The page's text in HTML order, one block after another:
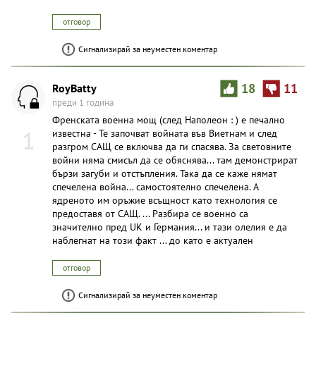
отговор
Сигнализирай за неуместен коментар
1
18 11
RoyBatty
преди 1 година
Френската военна мощ (след Наполеон : ) е печално
известна - Те започват войната във Виетнам и след
разгром САЩ се включва да ги спасява. За световните
войни няма смисъл да се обяснява... там демонстрират
бързи загуби и отстъпления. Така да се каже нямат
спечелена война... самостоятелно спечелена. А
ядреното им оръжие всъщност като технология се
предоставя от САЩ. ... Разбира се военно са
значително пред UK и Германия... и тази олелия е да
наблегнат на този факт ... до като е актуален
отговор
Сигнализирай за неуместен коментар